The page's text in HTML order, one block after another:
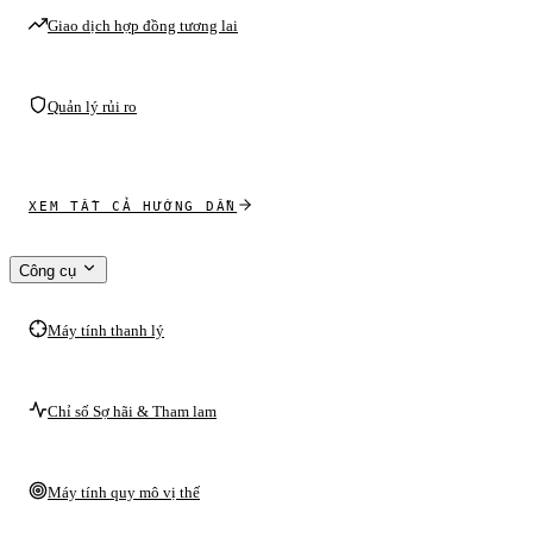
Giao dịch hợp đồng tương lai
Quản lý rủi ro
XEM TẤT CẢ HƯỚNG DẪN
Công cụ
Máy tính thanh lý
Chỉ số Sợ hãi & Tham lam
Máy tính quy mô vị thế